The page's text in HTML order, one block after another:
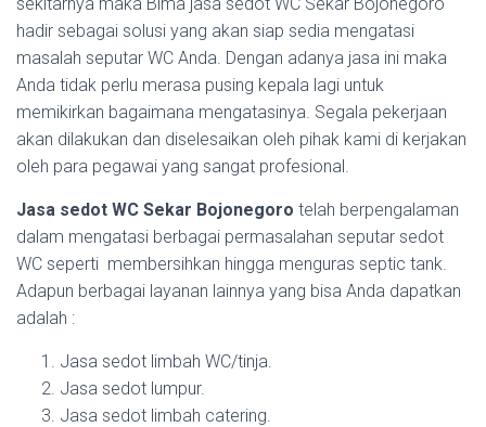
hadir sebagai solusi yang akan siap sedia mengatasi
masalah seputar WC Anda. Dengan adanya jasa ini maka
Anda tidak perlu merasa pusing kepala lagi untuk
memikirkan bagaimana mengatasinya. Segala pekerjaan
akan dilakukan dan diselesaikan oleh pihak kami di kerjakan
oleh para pegawai yang sangat profesional.
Jasa sedot WC Sekar Bojonegoro telah berpengalaman
dalam mengatasi berbagai permasalahan seputar sedot
WC seperti membersihkan hingga menguras septic tank.
Adapun berbagai layanan lainnya yang bisa Anda dapatkan
adalah :
Jasa sedot limbah WC/tinja.
Jasa sedot lumpur.
Jasa sedot limbah catering.